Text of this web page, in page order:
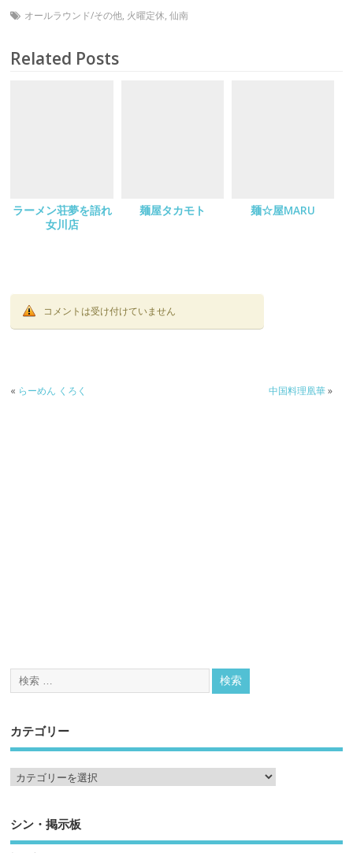
オールラウンド/その他, 火曜定休,仙南
Related Posts
ラーメン荘夢を語れ
女川店
麺屋タカモト 麺☆屋MARU
コメントは受け付けていません
« らーめん くろく 中国料理凰華»
カテゴリー
シン・掲示板